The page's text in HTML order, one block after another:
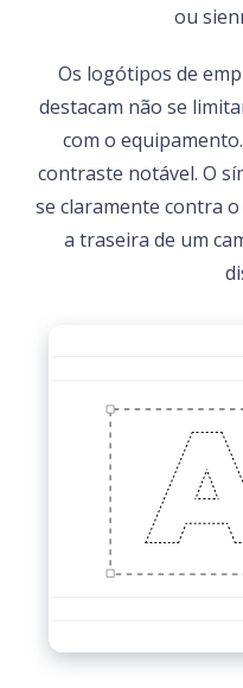
ou
Os logótipos de
destacam não se
com o
contraste notável. O
se claramente contra
a traseira de um